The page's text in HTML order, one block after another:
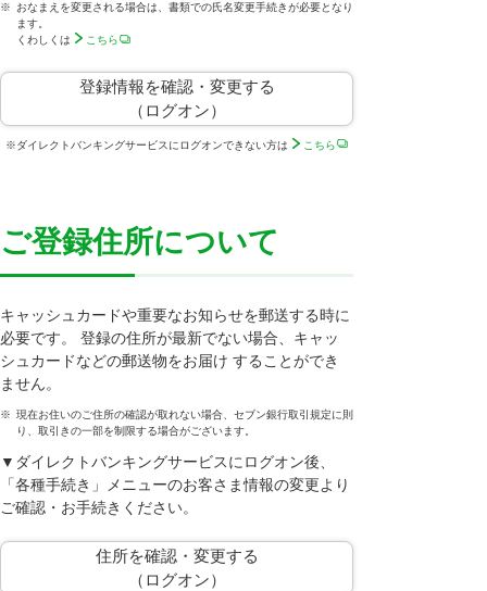
※ おなまえを変更される場合は、書類での氏名変更手続きが必要となり
ます。
くわしくは
こちら
登録情報を確認・変更する
（ログオン）
※ダイレクトバンキングサービスにログオンできない方は こちら
ご登録住所について
キャッシュカードや重要なお知らせを郵送する時に
必要です。 登録の住所が最新でない場合、キャッ
シュカードなどの郵送物をお届け することができ
ません。
※ 現在お住いのご住所の確認が取れない場合、セブン銀行取引規定に則
り、取引きの一部を制限する場合がございます。
▼ダイレクトバンキングサービスにログオン後、
「各種手続き」メニューのお客さま情報の変更より
ご確認・お手続きください。
住所を確認・変更する
（ログオン）